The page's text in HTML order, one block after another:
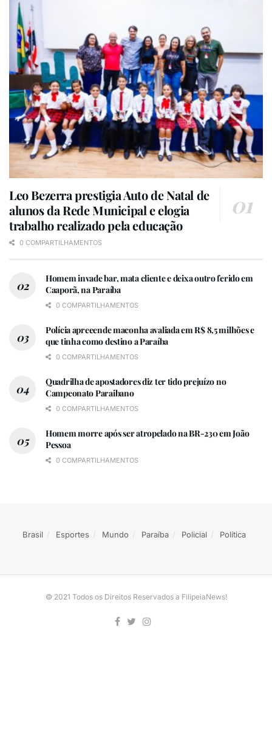
Os ambientes climatizados, as dependências
organizadas e o conforto foram observados pelo
profissional autônomo, Jurandir Alves, que buscou
atendimento nesta sexta-feira. “A gente fica com
aquele receio de que pode não ser bem atendido, mas
aqui não. Tanto as profissionais quanto o prédio, coisa
realmente de primeiro mundo. Tem que ser assim,
porque a gente merece e precisa receber atendimento
de qualidade”, afirmou o usuário.
Leo Bezerra prestigia Auto de Natal de
alunos da Rede Municipal e elogia
trabalho realizado pela educação
0 COMPARTILHAMENTOS
Homem invade bar, mata cliente e deixa outro ferido em
Caaporã, na Paraíba
0 COMPARTILHAMENTOS
Polícia apreeende maconha avaliada em R$ 8,5 milhões e
que tinha como destino a Paraíba
0 COMPARTILHAMENTOS
Quadrilha de apostadores diz ter tido prejuízo no
Campeonato Paraibano
0 COMPARTILHAMENTOS
Homem morre após ser atropelado na BR-230 em João
Pessoa
0 COMPARTILHAMENTOS
Brasil Esportes Mundo Paraíba Policial Política
© 2021 Todos os Direitos Reservados a FilipeiaNews!